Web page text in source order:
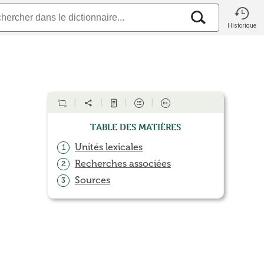
Historique
Table des matières
1 Unités lexicales
2 Recherches associées
3 Sources